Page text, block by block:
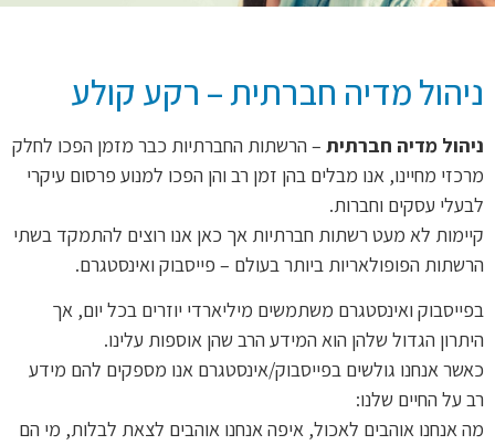
ניהול מדיה חברתית – רקע קולע
ניהול מדיה חברתית – הרשתות החברתיות כבר מזמן הפכו לחלק
מרכזי מחיינו, אנו מבלים בהן זמן רב והן הפכו למנוע פרסום עיקרי
לבעלי עסקים וחברות.
קיימות לא מעט רשתות חברתיות אך כאן אנו רוצים להתמקד בשתי
הרשתות הפופולאריות ביותר בעולם – פייסבוק ואינסטגרם.
בפייסבוק ואינסטגרם משתמשים מיליארדי יוזרים בכל יום, אך
היתרון הגדול שלהן הוא המידע הרב שהן אוספות עלינו.
כאשר אנחנו גולשים בפייסבוק/אינסטגרם אנו מספקים להם מידע
רב על החיים שלנו:
מה אנחנו אוהבים לאכול, איפה אנחנו אוהבים לצאת לבלות, מי הם